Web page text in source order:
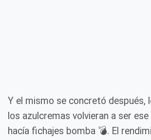
Y el mismo se concretó después,
los azulcremas volvieran a ser
hacía fichajes bomba 💣. El